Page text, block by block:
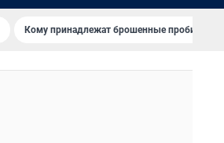
Кому принадлежат брошенные пробирки?